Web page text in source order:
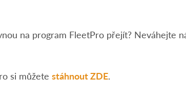
na program FleetPro přejít? Neváhejte
si můžete stáhnout ZDE.